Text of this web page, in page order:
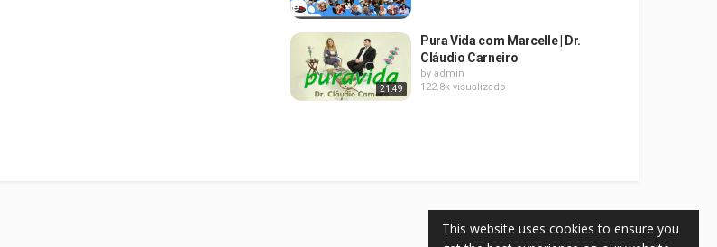
This website uses cookies to ensure you
21:49
Pura Vida com Marcelle | Dr.
Cláudio Carneiro
by admin
122.8k visualizado